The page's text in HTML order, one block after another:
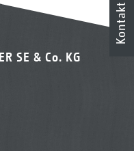
SE & Co. KG
Kontakt